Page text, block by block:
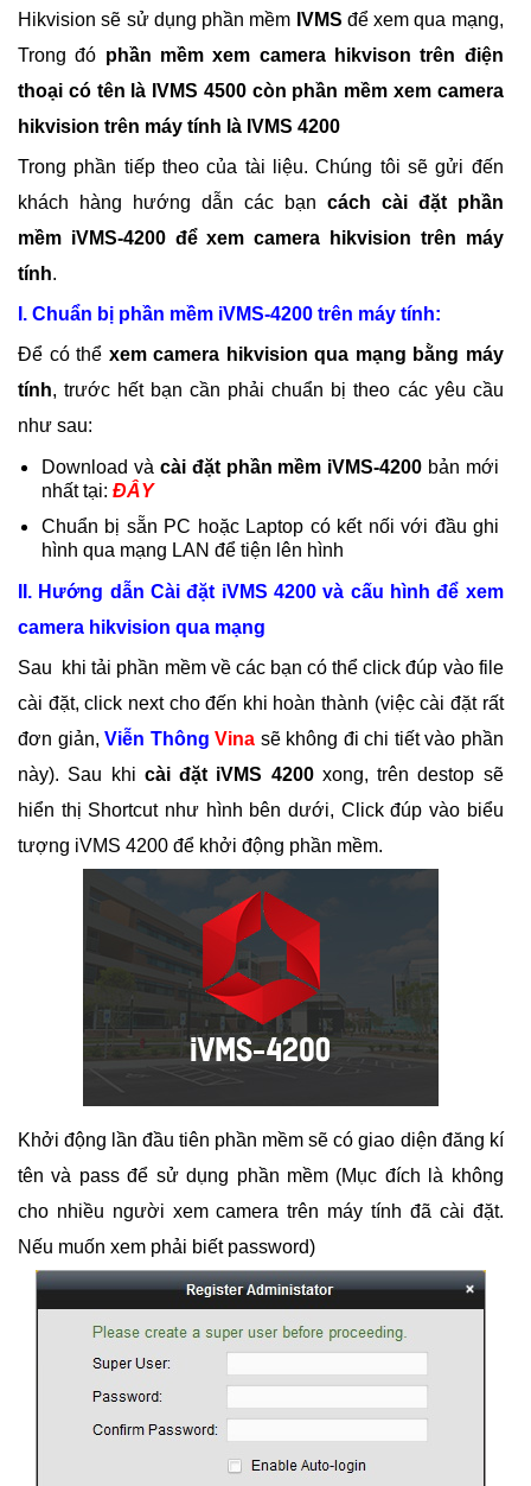
Hikvision sẽ sử dụng phần mềm IVMS để xem qua mạng,
Trong đó phần mềm xem camera hikvison trên điện
thoại có tên là IVMS 4500 còn phần mềm xem camera
hikvision trên máy tính là IVMS 4200
Trong phần tiếp theo của tài liệu. Chúng tôi sẽ gửi đến
khách hàng hướng dẫn các bạn cách cài đặt phần
mềm iVMS-4200 để xem camera hikvision trên máy
tính.
I. Chuẩn bị phần mềm iVMS-4200 trên máy tính:
Để có thể xem camera hikvision qua mạng bằng máy
tính, trước hết bạn cần phải chuẩn bị theo các yêu cầu
như sau:
Download và cài đặt phần mềm iVMS-4200 bản mới
nhất tại: ĐÂY
Chuẩn bị sẵn PC hoặc Laptop có kết nối với đầu ghi
hình qua mạng LAN để tiện lên hình
II. Hướng dẫn Cài đặt iVMS 4200 và cấu hình để xem
camera hikvision qua mạng
Sau khi tải phần mềm về các bạn có thể click đúp vào file
cài đặt, click next cho đến khi hoàn thành (việc cài đặt rất
đơn giản,Viễn Thông Vina sẽ không đi chi tiết vào phần
này). Sau khi cài đặt iVMS 4200xong, trên destop sẽ
hiển thị Shortcut như hình bên dưới, Click đúp vào biểu
tượng iVMS 4200 để khởi động phần mềm.
Khởi động lần đầu tiên phần mềm sẽ có giao diện đăng kí
tên và pass để sử dụng phần mềm (Mục đích là không
cho nhiều người xem camera trên máy tính đã cài đặt.
Nếu muốn xem phải biết password)